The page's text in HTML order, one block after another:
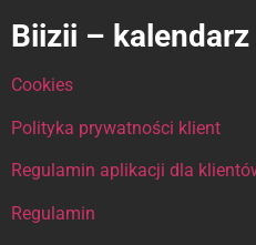
Biizii –
Cookies
Polityka prywatności klient
Regulamin aplikacji dla
Regulamin